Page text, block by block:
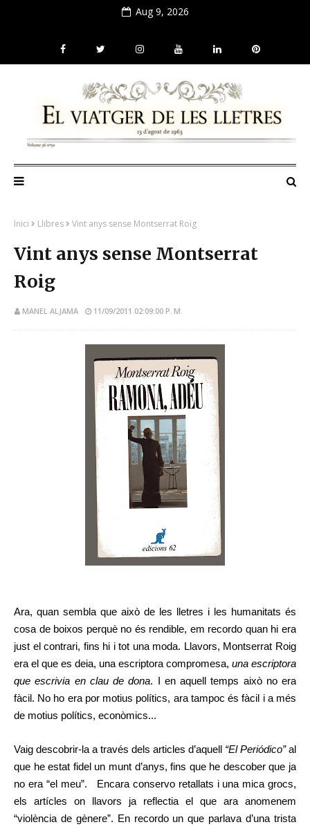
Aug 9, 2026
Inici Llibres Vint anys sense Montserrat Roig
Vint anys sense Montserrat
Roig
MANEL ALJAMA 11/09/2011 02:09:00 P. M.
Ara, quan sembla que això de les lletres i les humanitats és
cosa de boixos perquè no és rendible, em recordo quan hi era
just el contrari, fins hi i tot una moda. Llavors, Montserrat Roig
era el que es deia, una escriptora compromesa, una escriptora
que escrivia en clau de dona. I en aquell temps això no era
fàcil. No ho era por motius polítics, ara tampoc és fàcil i a més
de motius polítics, econòmics...
Vaig descobrir-la a través dels articles d’aquell “El Periódico”al
que he estat fidel un munt d’anys, fins que he descober que ja
no era “el meu”. Encara conservo retallats i una mica grocs,
els artícles on llavors ja reflectia el que ara anomenem
“violència de gènere”. En recordo un que parlava d’una trista